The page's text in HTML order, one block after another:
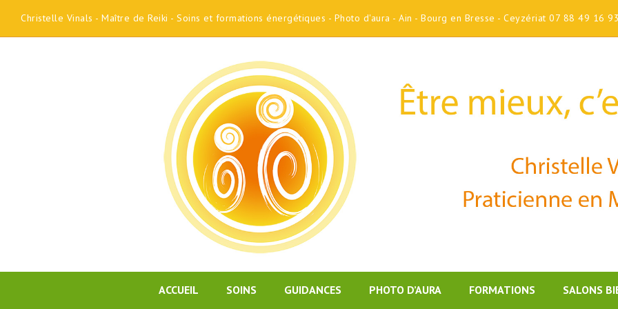
Christelle Vinals - Maître de Reiki - Soins et formations énergétiques - Photo d'aura - Ain - Bourg en Bresse - Ceyzériat 07 88 49 16 93
ACCUEIL SOINS GUIDANCES PHOTO D’AURA FORMATIONS SALONS